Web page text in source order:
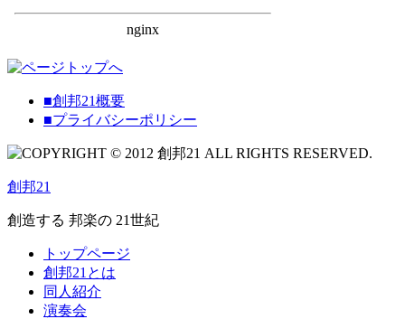
■創邦21概要
■プライバシーポリシー
創邦21
創造する 邦楽の 21世紀
トップページ
創邦21とは
同人紹介
演奏会